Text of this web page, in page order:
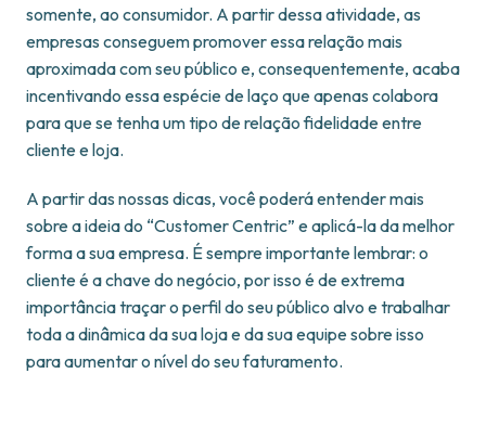
somente, ao consumidor. A partir dessa atividade, as
empresas conseguem promover essa relação mais
aproximada com seu público e, consequentemente, acaba
incentivando essa espécie de laço que apenas colabora
para que se tenha um tipo de relação fidelidade entre
cliente e loja.
A partir das nossas dicas, você poderá entender mais
sobre a ideia do “Customer Centric” e aplicá-la da melhor
forma a sua empresa. É sempre importante lembrar: o
cliente é a chave do negócio, por isso é de extrema
importância traçar o perfil do seu público alvo e trabalhar
toda a dinâmica da sua loja e da sua equipe sobre isso
para aumentar o nível do seu faturamento.